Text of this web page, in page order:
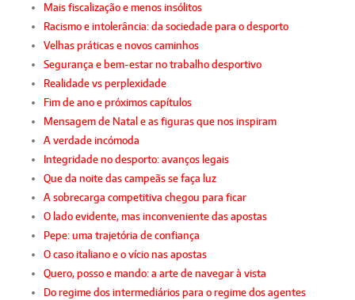
Mais fiscalização e menos insólitos
Racismo e intolerância: da sociedade para o desporto
Velhas práticas e novos caminhos
Segurança e bem-estar no trabalho desportivo
Realidade vs perplexidade
Fim de ano e próximos capítulos
Mensagem de Natal e as figuras que nos inspiram
A verdade incómoda
Integridade no desporto: avanços legais
Que da noite das campeãs se faça luz
A sobrecarga competitiva chegou para ficar
O lado evidente, mas inconveniente das apostas
Pepe: uma trajetória de confiança
O caso italiano e o vício nas apostas
Quero, posso e mando: a arte de navegar à vista
Do regime dos intermediários para o regime dos agentes